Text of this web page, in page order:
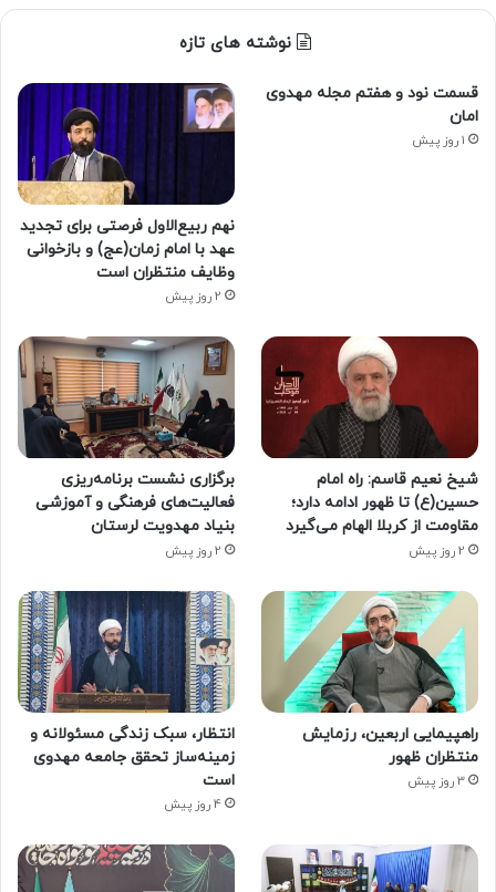
نوشته های تازه
قسمت نود و هفتم مجله مهدوی
امان
1 روز پیش
نهم ربیع‌الاول فرصتی برای تجدید
عهد با امام زمان(عج) و بازخوانی
وظایف منتظران است
2 روز پیش
شیخ نعیم قاسم: راه امام
حسین(ع) تا ظهور ادامه دارد؛
مقاومت از کربلا الهام می‌گیرد
2 روز پیش
برگزاری نشست برنامه‌ریزی
فعالیت‌های فرهنگی و آموزشی
بنیاد مهدویت لرستان
2 روز پیش
راهپیمایی اربعین، رزمایش
منتظران ظهور
3 روز پیش
انتظار، سبک زندگی مسئولانه و
زمینه‌ساز تحقق جامعه مهدوی
است
4 روز پیش